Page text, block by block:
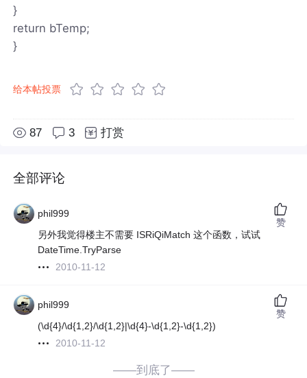
}
return bTemp;
}
给本帖投票
87 3 打赏
全部评论
phil999
另外我觉得楼主不需要 ISRiQiMatch 这个函数，试试
DateTime.TryParse
2010-11-12
赞
phil999
(\d{4}/\d{1,2}/\d{1,2}|\d{4}-\d{1,2}-\d{1,2})
2010-11-12
赞
——到底了——